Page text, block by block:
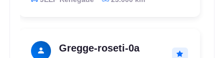
Gregge-roseti-0a